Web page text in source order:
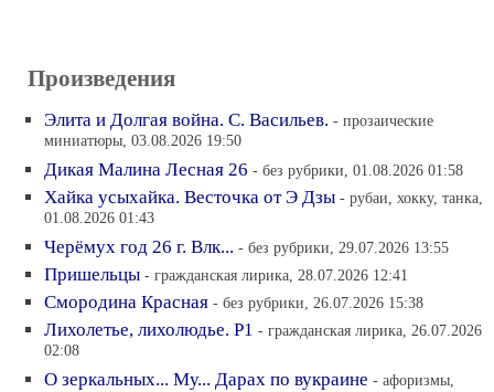
Произведения
Элита и Долгая война. С. Васильев. - прозаические
миниатюры, 03.08.2026 19:50
Дикая Малина Лесная 26 - без рубрики, 01.08.2026 01:58
Хайка усыхайка. Весточка от Э Дзы - рубаи, хокку, танка,
01.08.2026 01:43
Черёмух год 26 г. Влк... - без рубрики, 29.07.2026 13:55
Пришельцы - гражданская лирика, 28.07.2026 12:41
Смородина Красная - без рубрики, 26.07.2026 15:38
Лихолетье, лихолюдье. Р1 - гражданская лирика, 26.07.2026
02:08
О зеркальных... Му... Дарах по вукраине - афоризмы,